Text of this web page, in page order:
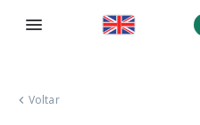
Voltar